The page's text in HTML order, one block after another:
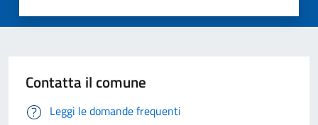
Contatta il comune
Leggi le domande frequenti